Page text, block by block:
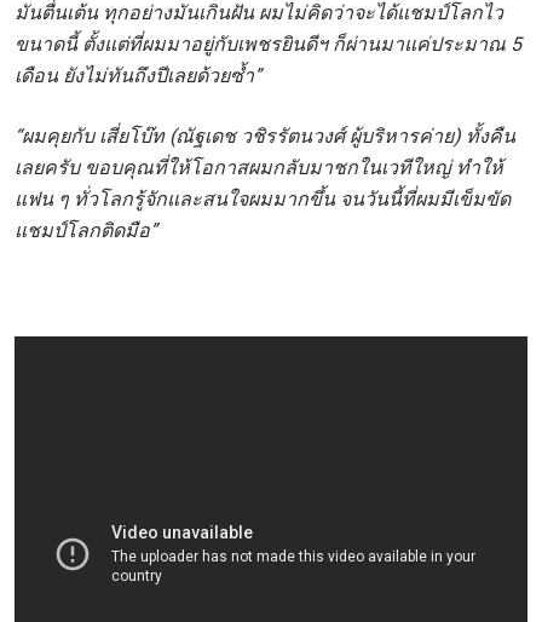
มันตื่นเต้น ทุกอย่างมันเกินฝัน ผมไม่คิดว่าจะได้แชมป์โลกไว
ขนาดนี้ ตั้งแต่ที่ผมมาอยู่กับเพชรยินดีฯ ก็ผ่านมาแค่ประมาณ 5
เดือน ยังไม่ทันถึงปีเลยด้วยซ้ำ”
“ผมคุยกับ เสี่ยโบ๊ท (ณัฐเดช วชิรรัตนวงศ์ ผู้บริหารค่าย) ทั้งคืน
เลยครับ ขอบคุณที่ให้โอกาสผมกลับมาชกในเวทีใหญ่ ทำให้
แฟน ๆ ทั่วโลกรู้จักและสนใจผมมากขึ้น จนวันนี้ที่ผมมีเข็มขัด
แชมป์โลกติดมือ”